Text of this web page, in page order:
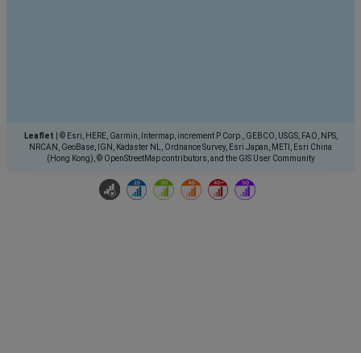
Leaflet
© Esri, HERE, Garmin, Intermap, increment P Corp., GEBCO, USGS, FAO, NPS,
NRCAN, GeoBase, IGN, Kadaster NL, Ordnance Survey, Esri Japan, METI, Esri China
(Hong Kong), © OpenStreetMap contributors, and the GIS User Community